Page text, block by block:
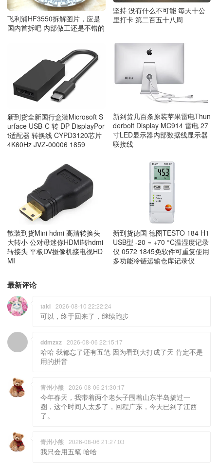
飞利浦HF3550拆解图片，应是
国内首拆吧 内部做工还是不错的
坚持 没有什么不可能 毎天十公
里打卡 第二百五十八周
新到货全新国行盒装Microsoft S
urface USB-C 转 DP DisplayPor
t适配器 转换线 CYPD3120芯片
4K60Hz JVZ-00006 1859
新到货几百条原装苹果雷电Thun
derbolt Display MC914 雷电 27
寸LED显示器内部数据线显示器
联接线
散装到货Mini hdmi 高清转换头
大转小 公对母迷你HDMI转hdmi
转接头 平板DV摄像机接电视HD
MI
新到货德国 德图TESTO 184 H1
USB型 -20 ~ +70 °C温湿度记录
仪 0572 1845免软件可重复使用
多功能冷链运输仓库记录仪
最新评论
taki 2026-08-10 22:22:24
可以，终于回来了，继续跑步
ddmzxz 2026-08-06 22:15:17
哈哈 我都忘了还有五笔 因为看到大打成了天 肯定不是
用的拼音
青州小熊 2026-08-06 21:30:17
今年春天，我带着两个老头子围着山东半岛搞过一
圈，这个时间人太多了，回程广东，今天已到了江西
了。
青州小熊 2026-08-06 21:27:03
我只会用五笔 哈哈